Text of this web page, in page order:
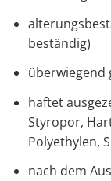
beständig)
überwiegend
haftet
Styropor,
Polyethylen,
nach dem